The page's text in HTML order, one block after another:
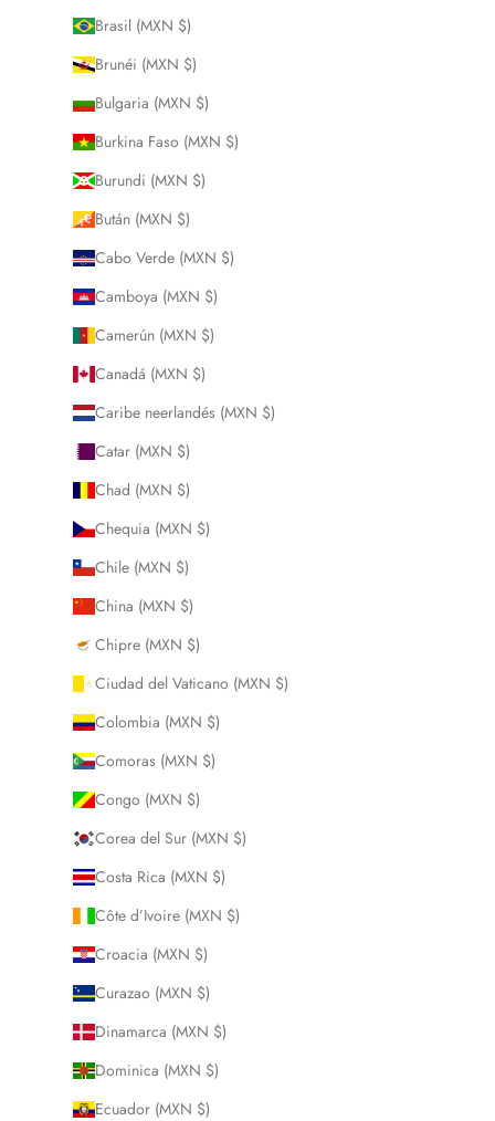
Brasil (MXN $)
Brunéi (MXN $)
Bulgaria (MXN $)
Burkina Faso (MXN $)
Burundi (MXN $)
Bután (MXN $)
Cabo Verde (MXN $)
Camboya (MXN $)
Camerún (MXN $)
Canadá (MXN $)
Caribe neerlandés (MXN $)
Catar (MXN $)
Chad (MXN $)
Chequia (MXN $)
Chile (MXN $)
China (MXN $)
Chipre (MXN $)
Ciudad del Vaticano (MXN $)
Colombia (MXN $)
Comoras (MXN $)
Congo (MXN $)
Corea del Sur (MXN $)
Costa Rica (MXN $)
Côte d’Ivoire (MXN $)
Croacia (MXN $)
Curazao (MXN $)
Dinamarca (MXN $)
Dominica (MXN $)
Ecuador (MXN $)